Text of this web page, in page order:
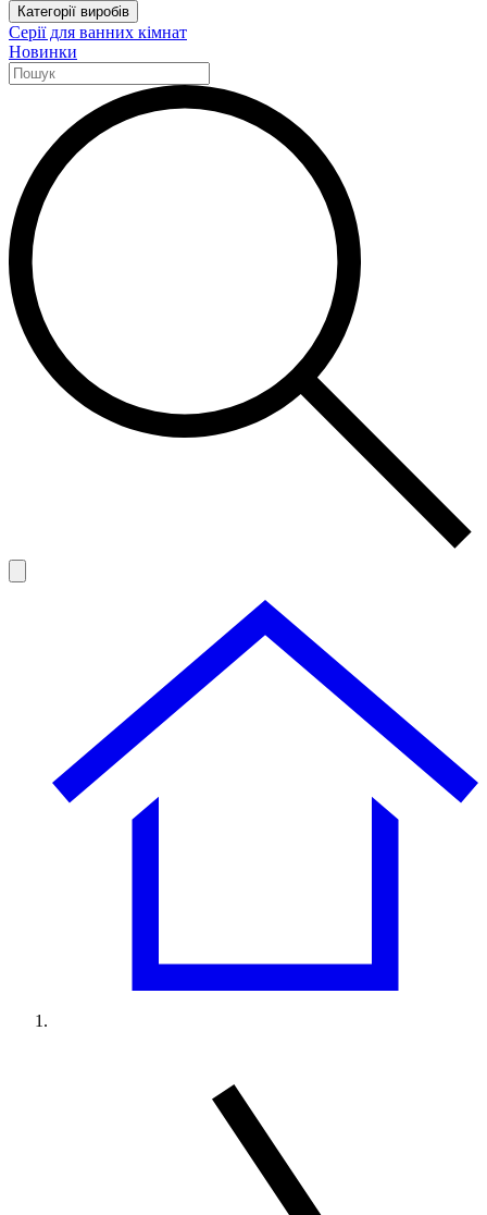
Категорії виробів
Серії для ванних кімнат
Новинки